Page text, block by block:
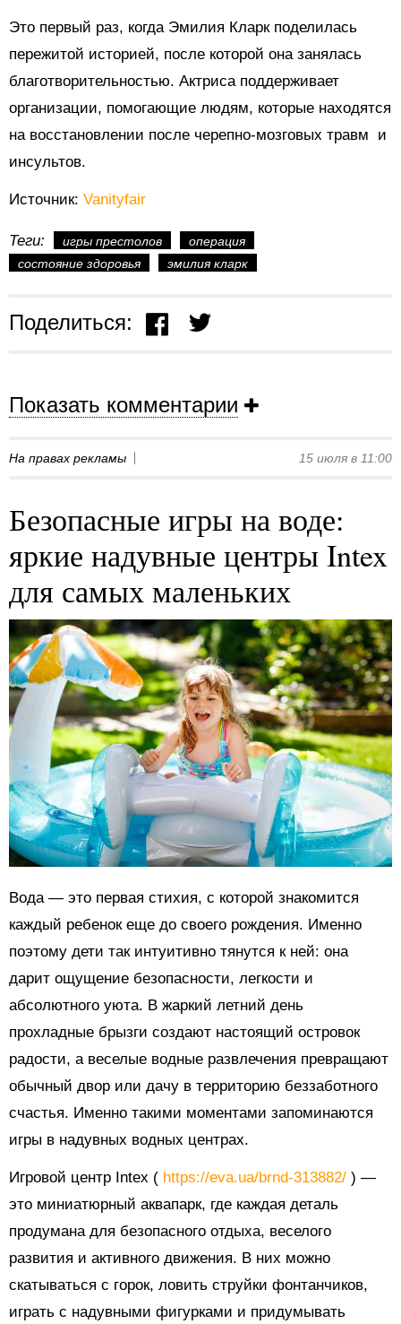
Это первый раз, когда Эмилия Кларк поделилась
пережитой историей, после которой она занялась
благотворительностью. Актриса поддерживает
организации, помогающие людям, которые находятся
на восстановлении после черепно-мозговых травм и
инсультов.
Источник: Vanityfair
Теги: игры престолов
операция
состояние здоровья
эмилия кларк
Поделиться:
Показать комментарии
На правах рекламы 15 июля в 11:00
Безопасные игры на воде:
яркие надувные центры Intex
для самых маленьких
Вода — это первая стихия, с которой знакомится
каждый ребенок еще до своего рождения. Именно
поэтому дети так интуитивно тянутся к ней: она
дарит ощущение безопасности, легкости и
абсолютного уюта. В жаркий летний день
прохладные брызги создают настоящий островок
радости, а веселые водные развлечения превращают
обычный двор или дачу в территорию беззаботного
счастья. Именно такими моментами запоминаются
игры в надувных водных центрах.
Игровой центр Intex ( https://eva.ua/brnd-313882/ ) —
это миниатюрный аквапарк, где каждая деталь
продумана для безопасного отдыха, веселого
развития и активного движения. В них можно
скатываться с горок, ловить струйки фонтанчиков,
играть с надувными фигурками и придумывать